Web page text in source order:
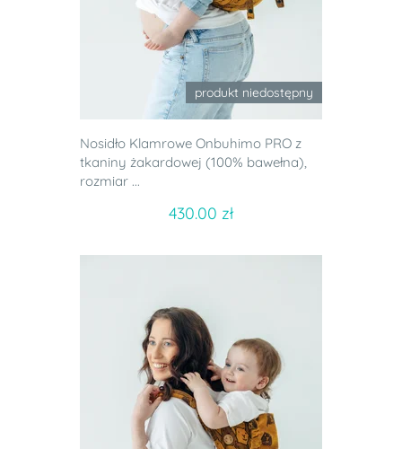
produkt niedostępny
Nosidło Klamrowe Onbuhimo PRO z
tkaniny żakardowej (100% bawełna),
rozmiar ...
430.00 zł